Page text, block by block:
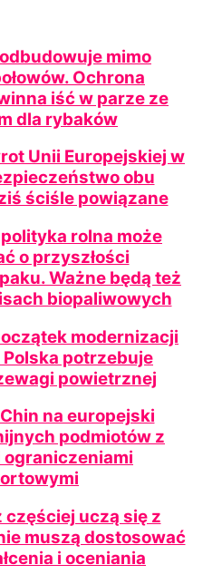
mimo
Ochrona
iść w parze ze
dla rybaków
Unii Europejskiej w
obu
ściśle powiązane
rolna może
o przyszłości
Ważne będą też
biopaliwowych
modernizacji
potrzebuje
powietrznej
na europejski
podmiotów z
ograniczeniami
uczą się z
muszą dostosować
i oceniania